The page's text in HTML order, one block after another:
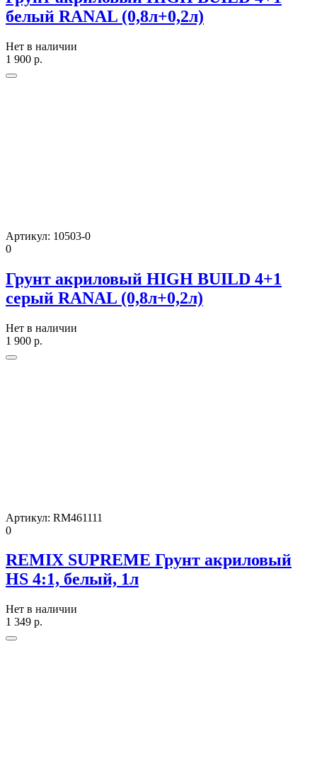
белый RANAL (0,8л+0,2л)
Нет в наличии
1 900 р.
Артикул: 10503-0
0
Грунт акриловый HIGH BUILD 4+1
серый RANAL (0,8л+0,2л)
Нет в наличии
1 900 р.
Артикул: RM461111
0
REMIX SUPREME Грунт акриловый
HS 4:1, белый, 1л
Нет в наличии
1 349 р.